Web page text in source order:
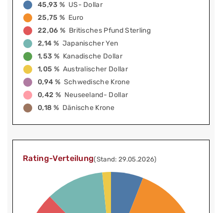
45,93 % US- Dollar
25,75 % Euro
22,06 % Britisches Pfund Sterling
2,14 % Japanischer Yen
1,53 % Kanadische Dollar
1,05 % Australischer Dollar
0,94 % Schwedische Krone
0,42 % Neuseeland- Dollar
0,18 % Dänische Krone
Rating-Verteilung(Stand: 29.05.2026)